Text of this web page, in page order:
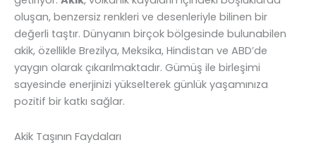
oluşan, benzersiz renkleri ve desenleriyle bilinen bir
değerli taştır. Dünyanın birçok bölgesinde bulunabilen
akik, özellikle Brezilya, Meksika, Hindistan ve ABD’de
yaygın olarak çıkarılmaktadır. Gümüş ile birleşimi
sayesinde enerjinizi yükselterek günlük yaşamınıza
pozitif bir katkı sağlar.
Akik Taşının Faydaları